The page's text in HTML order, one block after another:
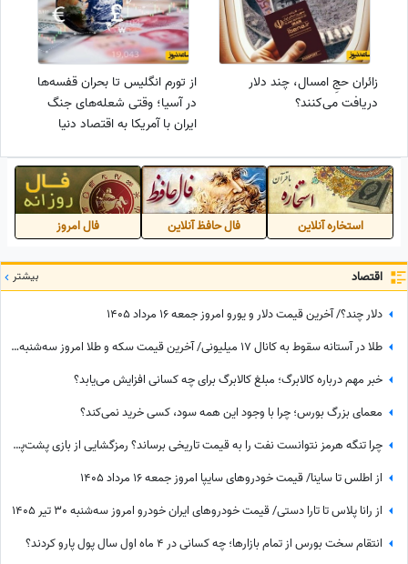
زائران حجِ امسال، چند دلار
دریافت می‌کنند؟
از تورم انگلیس تا بحران قفسه‌ها
در آسیا؛ وقتی شعله‌های جنگ
ایران با آمریکا به اقتصاد دنیا
استخاره آنلاین فال حافظ آنلاین فال امروز
اقتصاد بیشتر
دلار چند؟/ آخرین قیمت دلار و یورو امروز جمعه 16 مرداد 1405
طلا در آستانه سقوط به کانال 17 میلیونی/ آخرین قیمت سکه و طلا امروز سه‌شنبه 30 تیر 1405
خبر مهم درباره کالابرگ؛ مبلغ کالابرگ برای چه کسانی افزایش می‌یابد؟
معمای بزرگ بورس؛ چرا با وجود این همه سود، کسی خرید نمی‌کند؟
چرا تنگه هرمز نتوانست نفت را به قیمت تاریخی برساند؟ رمزگشایی از بازی پشت‌پرده پکن
از اطلس تا ساینا/ قیمت خودرو‌های سایپا امروز جمعه 16 مرداد 1405
از رانا پلاس تا تارا دستی/ قیمت خودرو‌های ایران خودرو امروز سه‌شنبه 30 تیر 1405
انتقام سخت بورس از تمام بازارها؛ چه کسانی در 4 ماه اول سال پول پارو کردند؟